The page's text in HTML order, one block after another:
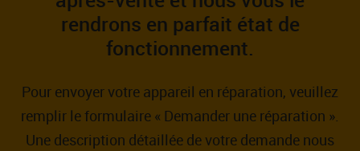
rendrons en parfait état de
fonctionnement.
Pour envoyer votre appareil en réparation, veuillez
remplir le formulaire « Demander une réparation ».
Une description détaillée de votre demande nous